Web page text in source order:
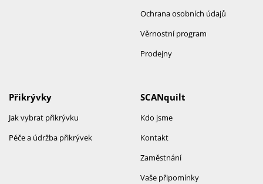
Ochrana osobních údajů
Věrnostní program
Prodejny
SCANquilt
Kdo jsme
Kontakt
Zaměstnání
Vaše připomínky
Přikrývky
Jak vybrat přikrývku
Péče a údržba přikrývek